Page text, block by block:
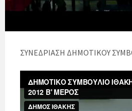
ΣΥΝΕΔΡΙΑΣΗ ΔΗΜΟΤΙΚΟΥ